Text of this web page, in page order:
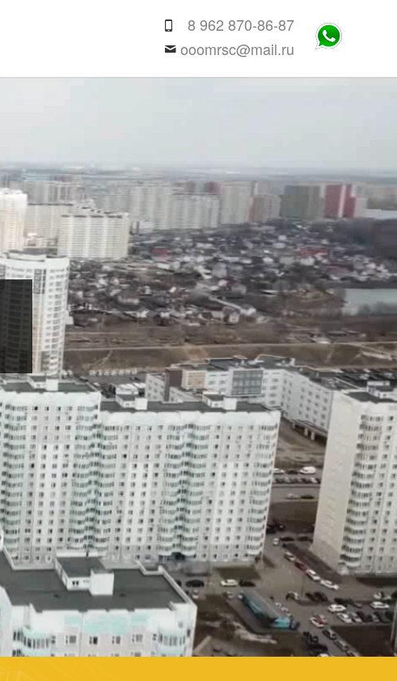
8 962 870-86-87
ooomrsc@mail.ru